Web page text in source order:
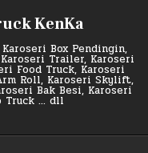
KenKa
Box Pendingin,
Trailer, Karoseri
Food Truck, Karoseri
Roll, Karoseri Skylift,
Bak Besi, Karoseri
Truck … dll